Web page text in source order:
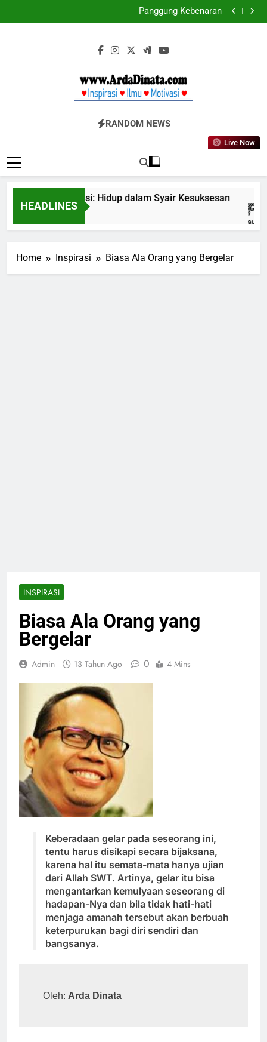
to
Panggung Kebenaran
Cermin Retak
Panggung Kebenaran
Inspirasi, Ilmu, Dan Motivasi
RANDOM NEWS
Live Now
HEADLINES
Inspirasi: Hidup dalam Syair Kesuksesan
Home Inspirasi Biasa Ala Orang yang Bergelar
INSPIRASI
Biasa Ala Orang yang
Bergelar
Admin 13 Tahun Ago 0 4 Mins
Keberadaan gelar pada seseorang ini,
tentu harus disikapi secara bijaksana,
karena hal itu semata-mata hanya ujian
dari Allah SWT. Artinya, gelar itu bisa
mengantarkan kemulyaan seseorang di
hadapan-Nya dan bila tidak hati-hati
menjaga amanah tersebut akan berbuah
keterpurukan bagi diri sendiri dan
bangsanya.
Oleh: Arda Dinata